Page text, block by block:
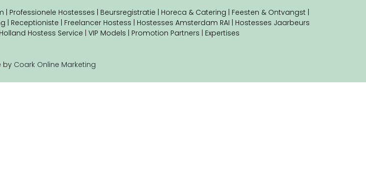
| Professionele Hostesses | Beursregistratie | Horeca & Catering | Feesten & Ontvangst |
| Receptioniste | Freelancer Hostess | Hostesses Amsterdam RAI | Hostesses Jaarbeurs
Hostess Service | VIP Models | Promotion Partners | Expertises
by Coark Online Marketing